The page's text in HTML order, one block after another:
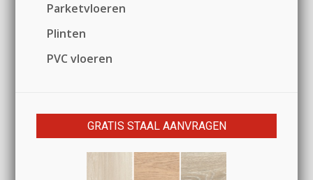
Parketvloeren
Plinten
PVC vloeren
GRATIS STAAL AANVRAGEN